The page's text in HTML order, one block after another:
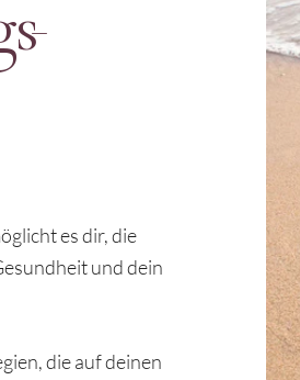
es dir, die
und dein
die auf deinen